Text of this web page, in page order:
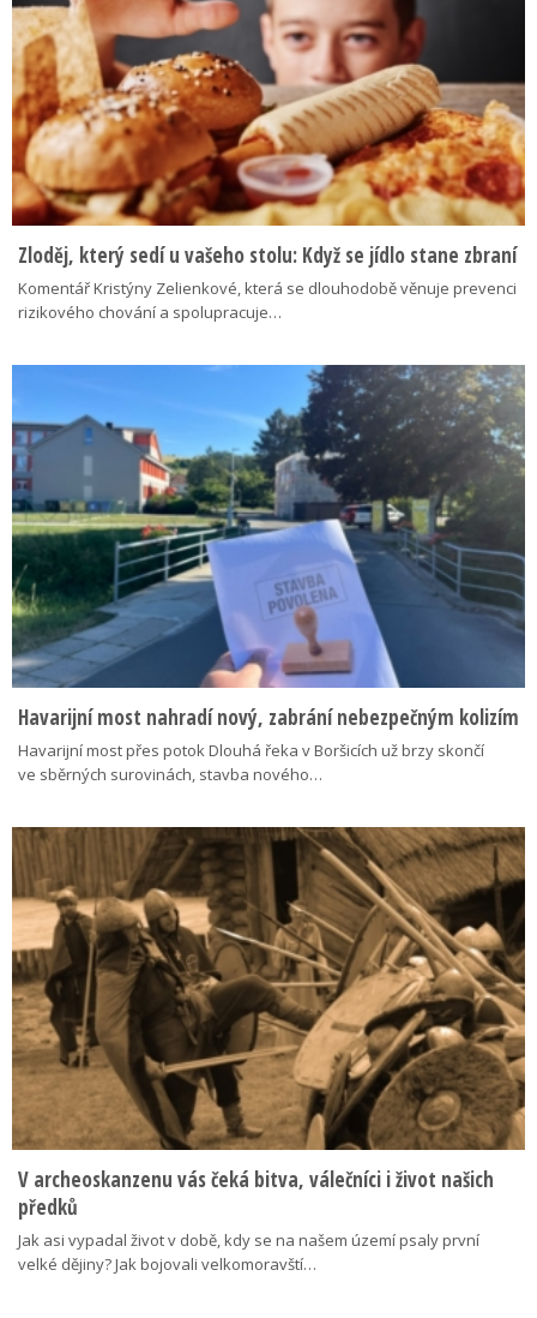
Zloděj, který sedí u vašeho stolu: Když se jídlo stane zbraní
Komentář Kristýny Zelienkové, která se dlouhodobě věnuje prevenci
rizikového chování a spolupracuje…
Havarijní most nahradí nový, zabrání nebezpečným kolizím
Havarijní most přes potok Dlouhá řeka v Boršicích už brzy skončí
ve sběrných surovinách, stavba nového…
V archeoskanzenu vás čeká bitva, válečníci i život našich
předků
Jak asi vypadal život v době, kdy se na našem území psaly první
velké dějiny? Jak bojovali velkomoravští…